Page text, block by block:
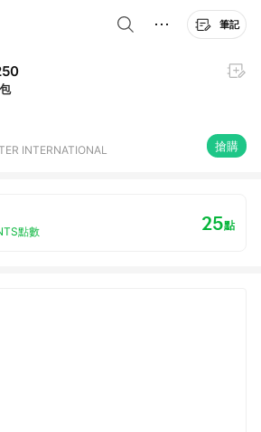
筆記
INTERNATIONAL 搶購
點數 25點